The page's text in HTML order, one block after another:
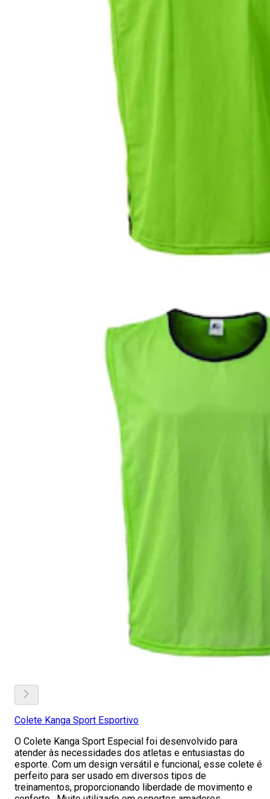
Colete Kanga Sport Esportivo
O Colete Kanga Sport Especial foi desenvolvido para
atender às necessidades dos atletas e entusiastas do
esporte. Com um design versátil e funcional, esse colete é
perfeito para ser usado em diversos tipos de
treinamentos, proporcionando liberdade de movimento e